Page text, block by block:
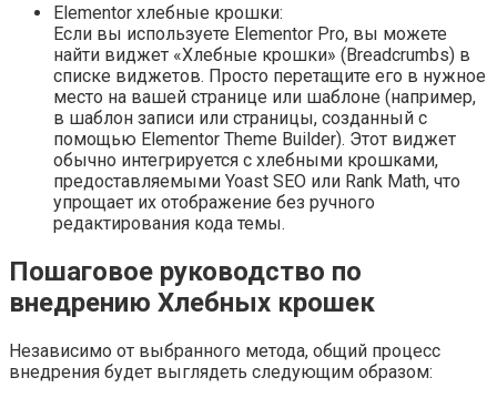
Elementor хлебные крошки:
Если вы используете Elementor Pro, вы можете
найти виджет «Хлебные крошки» (Breadcrumbs) в
списке виджетов. Просто перетащите его в нужное
место на вашей странице или шаблоне (например,
в шаблон записи или страницы, созданный с
помощью Elementor Theme Builder). Этот виджет
обычно интегрируется с хлебными крошками,
предоставляемыми Yoast SEO или Rank Math, что
упрощает их отображение без ручного
редактирования кода темы.
Пошаговое руководство по
внедрению Хлебных крошек
Независимо от выбранного метода, общий процесс
внедрения будет выглядеть следующим образом: